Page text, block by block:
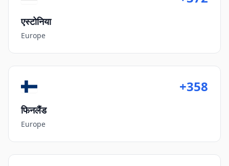
एस्टोनिया
Europe
+358
फिनलैंड
Europe